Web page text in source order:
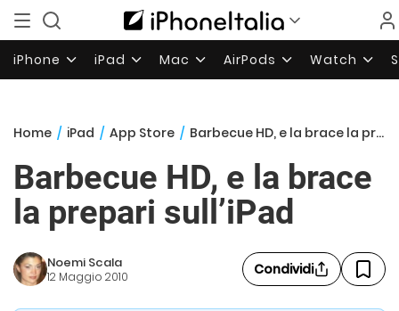
iPhone iPad Mac AirPods Watch
Home / iPad / App Store / Barbecue HD, e la brace la prepari sull’iPad
Barbecue HD, e la brace
la prepari sull’iPad
Noemi Scala
12 Maggio 2010 Condividi